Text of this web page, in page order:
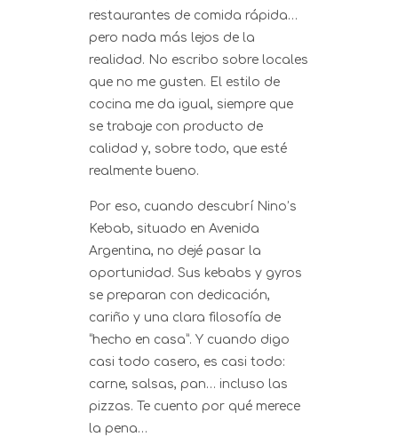
restaurantes de comida rápida…
pero nada más lejos de la
realidad. No escribo sobre locales
que no me gusten. El estilo de
cocina me da igual, siempre que
se trabaje con producto de
calidad y, sobre todo, que esté
realmente bueno.
Por eso, cuando descubrí Nino’s
Kebab, situado en Avenida
Argentina, no dejé pasar la
oportunidad. Sus kebabs y gyros
se preparan con dedicación,
cariño y una clara filosofía de
“hecho en casa”. Y cuando digo
casi todo casero, es casi todo:
carne, salsas, pan… incluso las
pizzas. Te cuento por qué merece
la pena…